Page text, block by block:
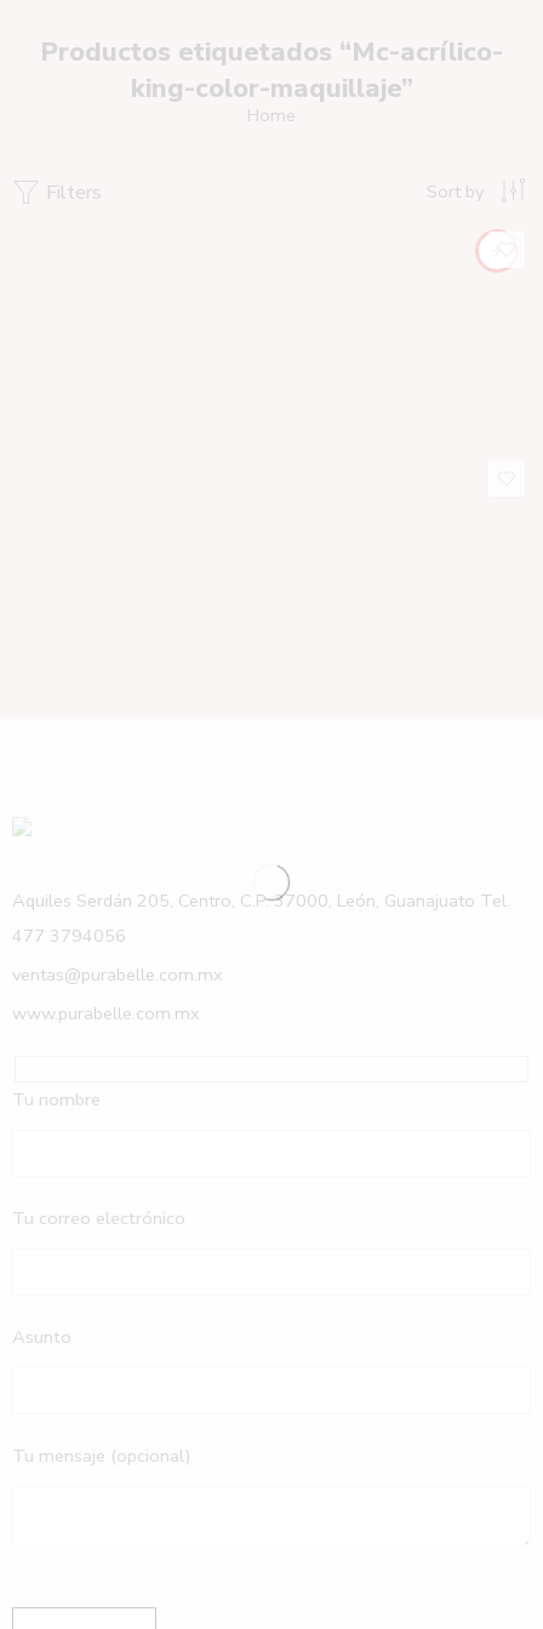
Productos etiquetados “Mc-acrílico-
king-color-maquillaje”
Home
Filters Sort by
Aquiles Serdán 205, Centro, C.P. 37000, León, Guanajuato Tel.
477 3794056
ventas@purabelle.com.mx
www.purabelle.com.mx
Tu nombre
Tu correo electrónico
Asunto
Tu mensaje (opcional)